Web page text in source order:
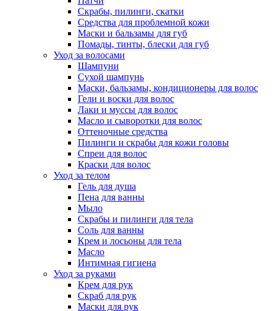
Скрабы, пилинги, скатки
Средства для проблемной кожи
Маски и бальзамы для губ
Помады, тинты, блески для губ
Уход за волосами
Шампуни
Сухой шампунь
Маски, бальзамы, кондиционеры для волос
Гели и воски для волос
Лаки и муссы для волос
Масло и сыворотки для волос
Оттеночные средства
Пилинги и скрабы для кожи головы
Спреи для волос
Краски для волос
Уход за телом
Гель для душа
Пена для ванны
Мыло
Скрабы и пилинги для тела
Соль для ванны
Крем и лосьоны для тела
Масло
Интимная гигиена
Уход за руками
Крем для рук
Скраб для рук
Маски для рук